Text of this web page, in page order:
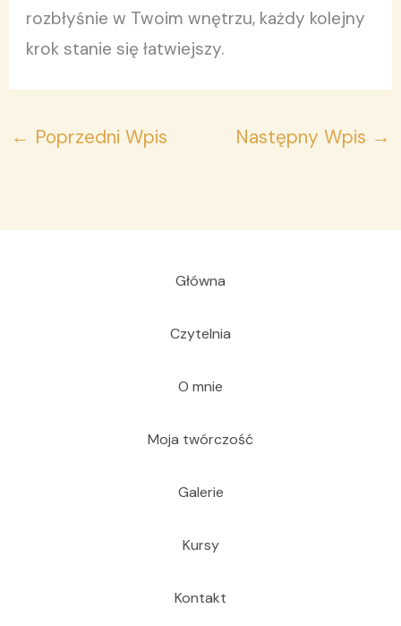
rozbłyśnie w Twoim wnętrzu, każdy kolejny
krok stanie się łatwiejszy.
← Poprzedni Wpis Następny Wpis →
Główna
Czytelnia
O mnie
Moja twórczość
Galerie
Kursy
Kontakt